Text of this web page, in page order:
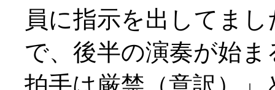
員に指示を出してまし
で、後半の演奏が始
拍手は厳禁（意訳）